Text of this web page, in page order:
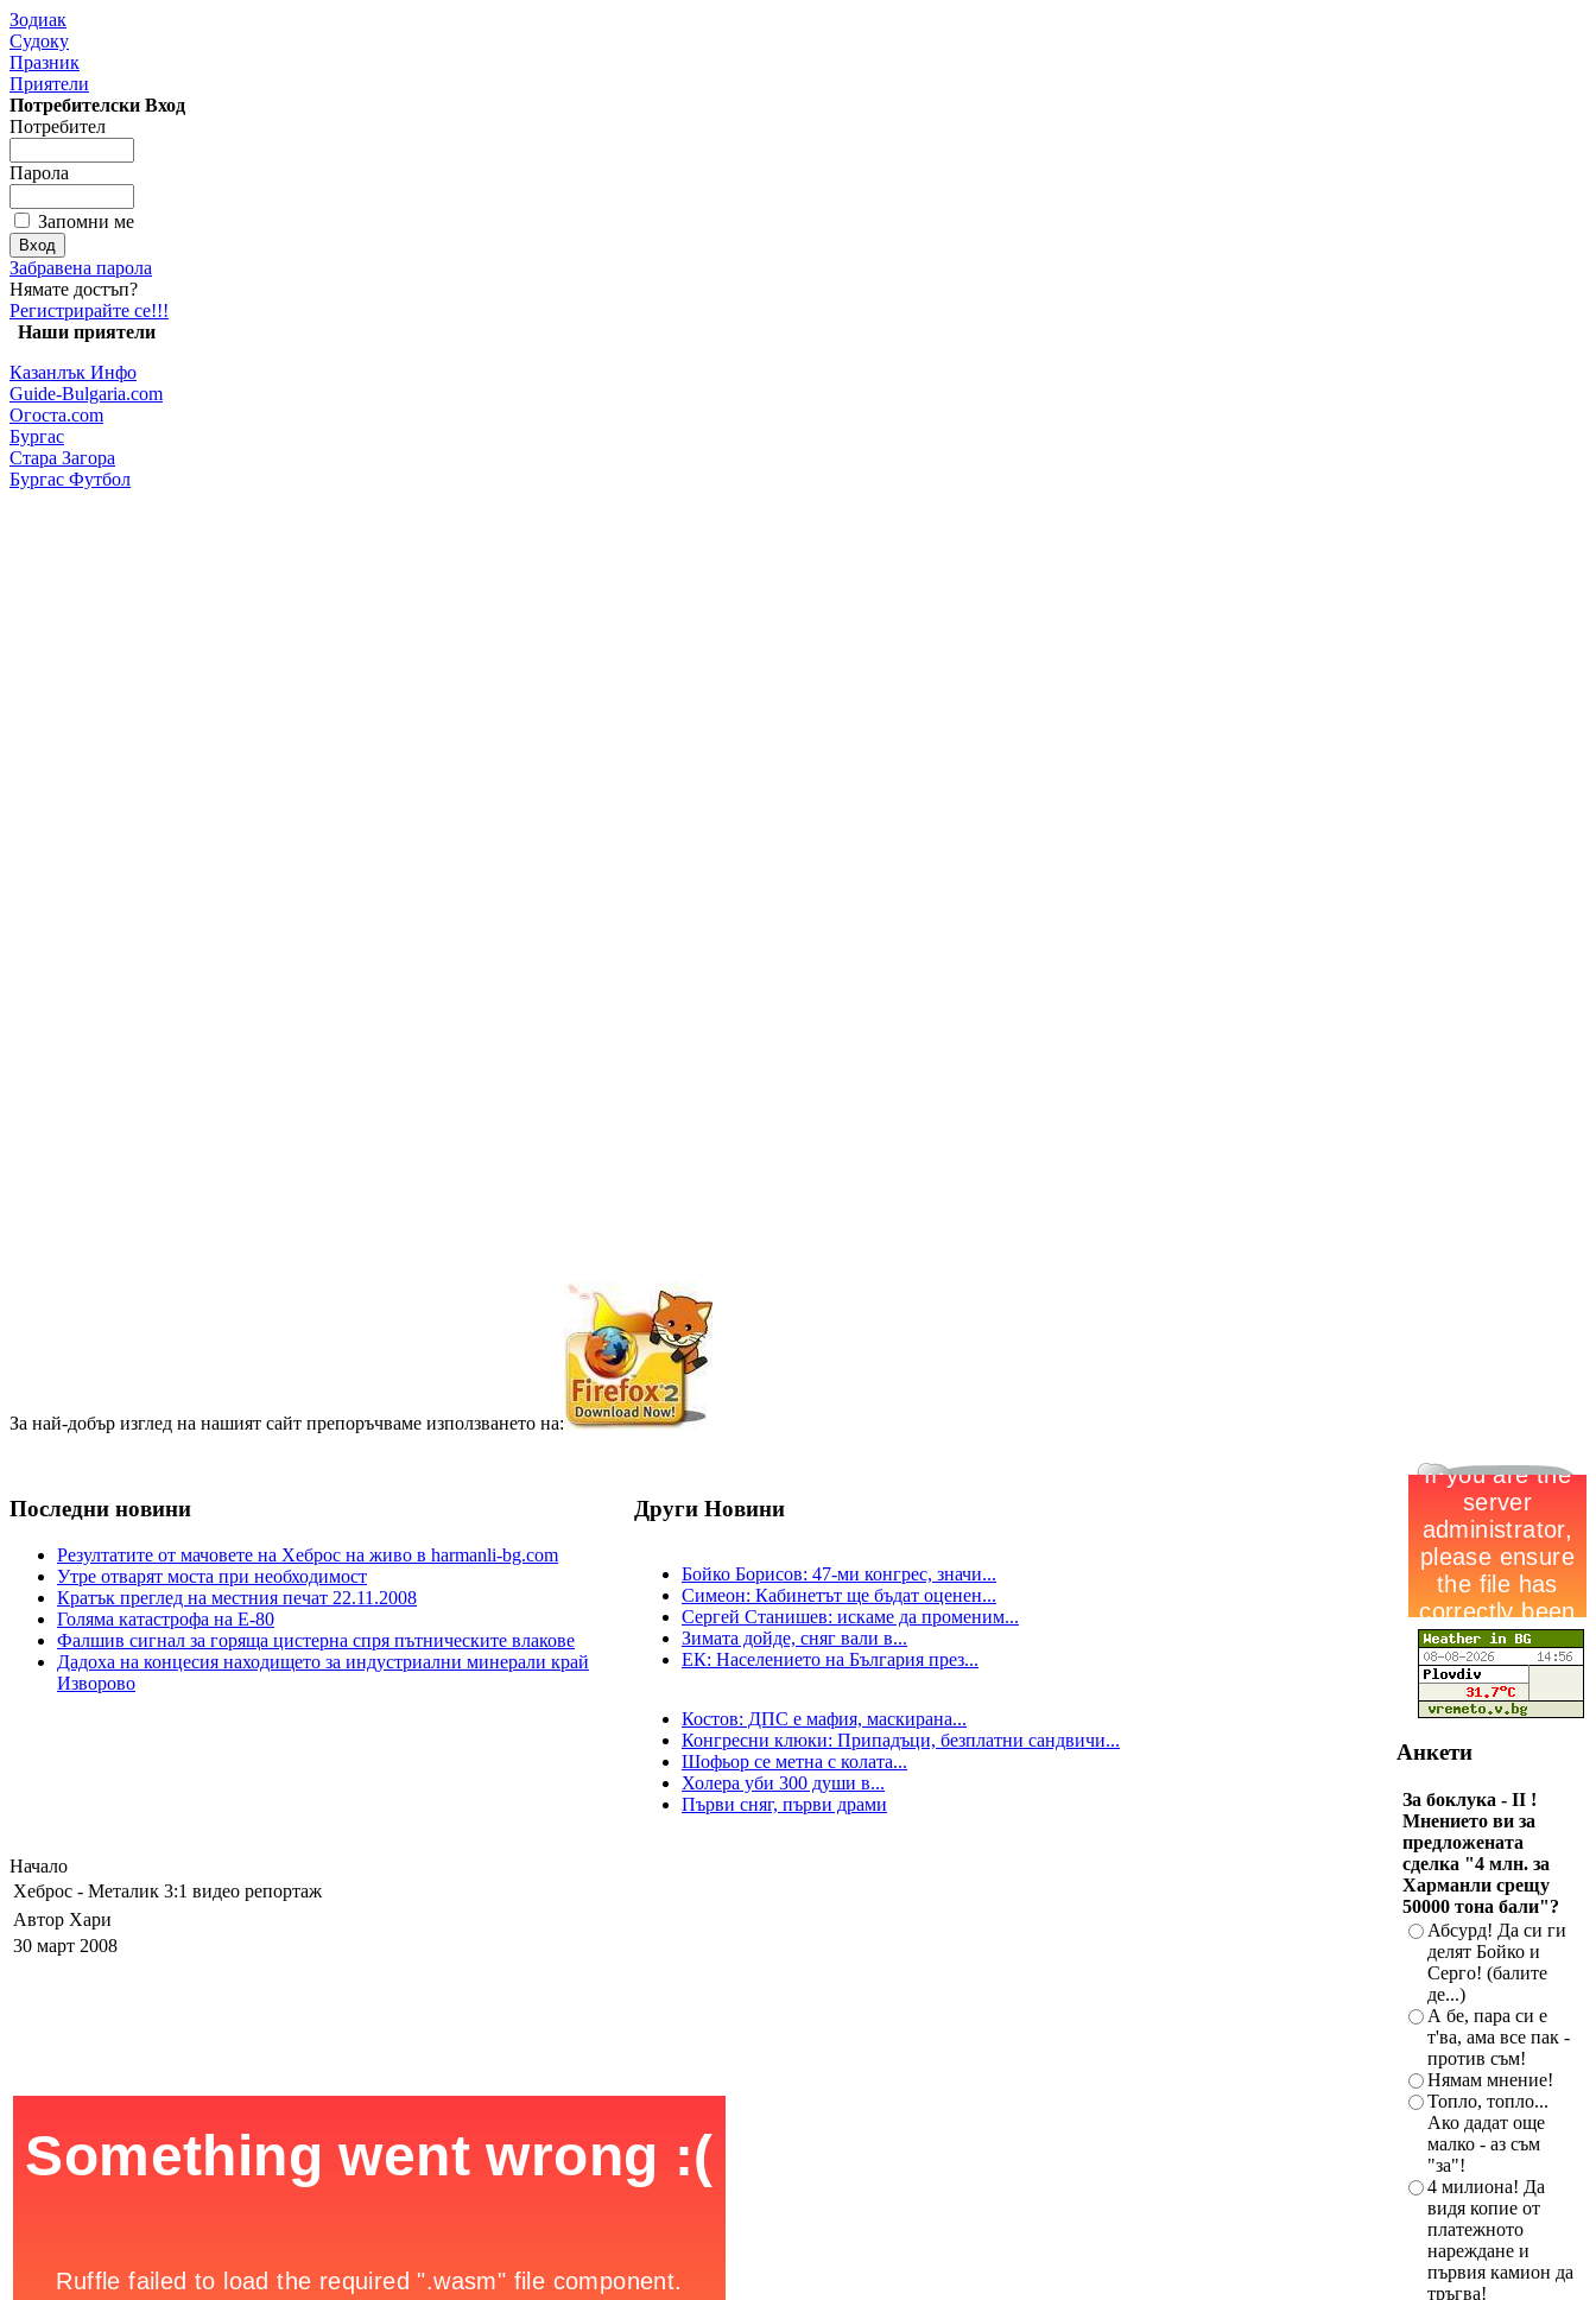
Зодиак
Судоку
Празник
Приятели
Потребителски Вход
Потребител
Парола
Запомни ме
Забравена парола
Нямате достъп?
Регистрирайте се!!!
Наши приятели
Казанлък Инфо
Guide-Bulgaria.com
Огоста.com
Бургас
Стара Загора
Бургас Футбол
За най-добър изглед на нашият сайт препоръчваме използването на:
Последни новини
Резултатите от мачовете на Хеброс на живо в harmanli-bg.com
Утре отварят моста при необходимост
Кратък преглед на местния печат 22.11.2008
Голяма катастрофа на Е-80
Фалшив сигнал за горяща цистерна спря пътническите влакове
Дадоха на концесия находището за индустриални минерали край
Изворово
Други Новини
Бойко Борисов: 47-ми конгрес, значи...
Симеон: Кабинетът ще бъдат оценен...
Сергей Станишев: искаме да променим...
Зимата дойде, сняг вали в...
ЕК: Населението на България през...
Костов: ДПС е мафия, маскирана...
Конгресни клюки: Припадъци, безплатни сандвичи...
Шофьор се метна с колата...
Холера уби 300 души в...
Първи сняг, първи драми
Начало
Хеброс - Металик 3:1 видео репортаж
Автор Хари
30 март 2008
Анкети
За боклука - II !
Мнението ви за
предложената
сделка "4 млн. за
Харманли срещу
50000 тонa бали"?
Абсурд! Да си ги
делят Бойко и
Серго! (балите
де...)
А бе, пара си е
т'ва, ама все пак -
против съм!
Нямам мнение!
Топло, топло...
Ако дадат още
малко - аз съм
"за"!
4 милиона! Да
видя копие от
платежното
нареждане и
първия камион да
тръгва!